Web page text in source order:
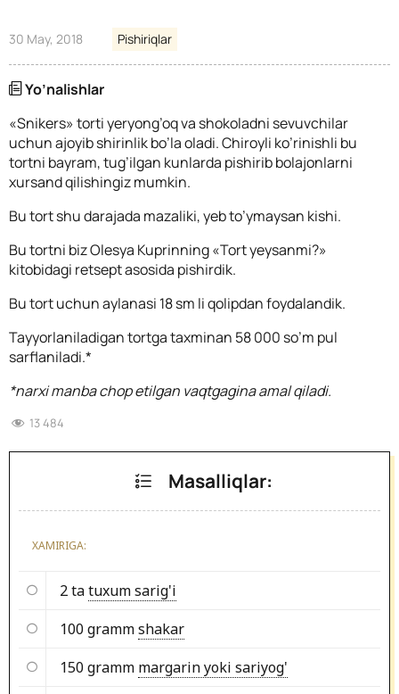
30 May, 2018 Pishiriqlar
Yo’nalishlar
«Snikers» torti yeryong’oq va shokoladni sevuvchilar
uchun ajoyib shirinlik bo’la oladi. Chiroyli ko’rinishli bu
tortni bayram, tug’ilgan kunlarda pishirib bolajonlarni
xursand qilishingiz mumkin.
Bu tort shu darajada mazaliki, yeb to’ymaysan kishi.
Bu tortni biz Olesya Kuprinning «Tort yeysanmi?»
kitobidagi retsept asosida pishirdik.
Bu tort uchun aylanasi 18 sm li qolipdan foydalandik.
Tayyorlaniladigan tortga taxminan 58 000 so’m pul
sarflaniladi.*
*narxi manba chop etilgan vaqtgagina amal qiladi.
13 484
Masalliqlar:
XAMIRIGA:
2 tatuxum sarig'i
100 grammshakar
150 gramm margarin yoki sariyog'